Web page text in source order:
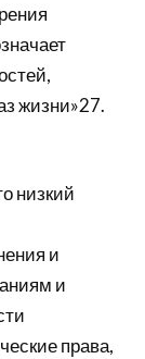
жизни»27.
низкий
и
и
права,